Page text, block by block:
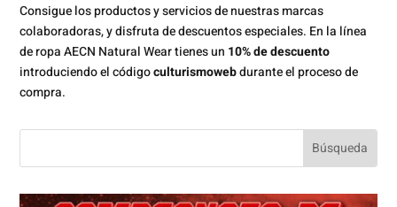
Consigue los productos y servicios de nuestras marcas
colaboradoras, y disfruta de descuentos especiales. En la línea
de ropa AECN Natural Wear tienes un 10% de descuento
introduciendo el códigoculturismowebdurante el proceso de
compra.